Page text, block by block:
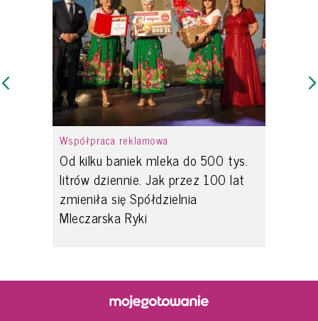
Współpraca reklamowa
Od kilku baniek mleka do 500 tys.
litrów dziennie. Jak przez 100 lat
zmieniła się Spółdzielnia
Mleczarska Ryki